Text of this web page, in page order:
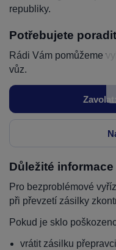
republiky.
Potřebujete
Rádi Vám pomůžeme
vůz.
Důležité
Pro bezproblémové
při převzetí zásilky
Pokud je sklo
vrátit zásilku